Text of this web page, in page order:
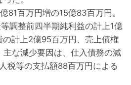
81百万円増の15億83百万円。
調整前四半期純利益の計上1億
計上2億95百万円、売上債権
な減少要因は、仕入債務の減
税等の支払額88百万円による